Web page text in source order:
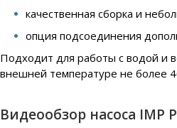
качественная сборка и
опция подсоединения
Подходит для работы с водой и
внешней температуре не более
Видеообзор насоса IMP